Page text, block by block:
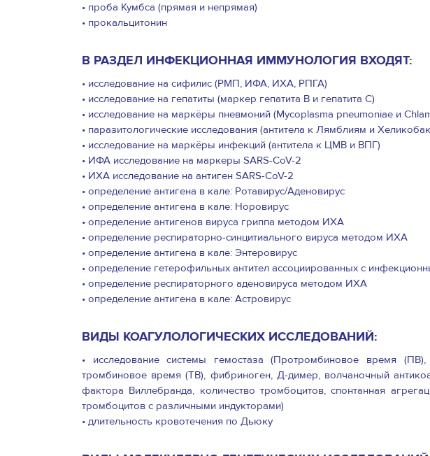
• проба Кумбса (прямая и непрямая)
• прокальцитонин
В РАЗДЕЛ ИНФЕКЦИОННАЯ ИММУНОЛОГИЯ ВХОДЯТ:
• исследование на сифилис (РМП, ИФА, ИХА, РПГА)
• исследование на гепатиты (маркер гепатита В и гепатита С)
• исследование на маркёры пневмоний (Mycoplasma pneumoniae и
• паразитологические исследования (антитела к Лямблиям и
• исследование на маркёры инфекций (антитела к ЦМВ и ВПГ)
• ИФА исследование на маркеры SARS-CoV-2
• ИХА исследование на антиген SARS-CoV-2
• определение антигена в кале: Ротавирус/Аденовирус
• определение антигена в кале: Норовирус
• определение антигенов вируса гриппа методом ИХА
• определение респираторно-синцитиального вируса методом ИХА
• определение антигена в кале: Энтеровирус
• определение гетерофильных антител ассоциированных с
• определение респираторного аденовируса методом ИХА
• определение антигена в кале: Астровирус
ВИДЫ КОАГУЛОЛОГИЧЕСКИХ ИССЛЕДОВАНИЙ:
• исследование системы гемостаза (Протромбиновое время
тромбиновое время (ТВ), фибриноген, Д-димер, волчаночный
фактора Виллебранда, количество тромбоцитов, спонтанная
тромбоцитов с различными индукторами)
• длительность кровотечения по Дьюку